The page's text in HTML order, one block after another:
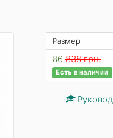
Размер
86 838 грн.
Есть в наличии